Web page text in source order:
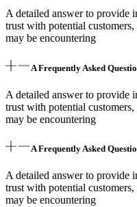
A detailed answer to provide
trust with potential
may be encountering
A Frequently Asked
A detailed answer to provide
trust with potential
may be encountering
A Frequently Asked
A detailed answer to provide
trust with potential
may be encountering